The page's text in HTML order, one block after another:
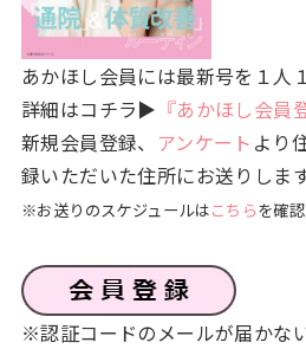
あかほし会員には最新号を１人
詳細はコチラ▶ 『あかほし会員
新規会員登録、 アンケート より
録いただいた住所にお送りします
※お送りのスケジュールはこちらを確
※認証コードのメールが届かな